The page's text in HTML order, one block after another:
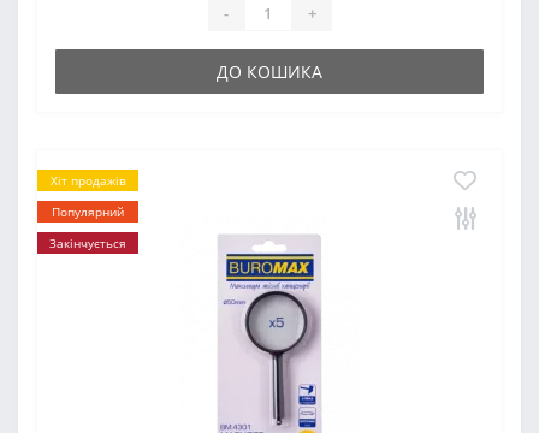
- +
ДО КОШИКА
Хіт продажів
Популярний
Закінчується